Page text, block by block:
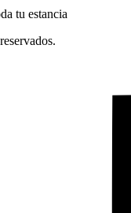
tu estancia